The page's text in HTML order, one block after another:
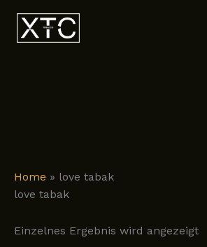
Inhalt
springen
Home » love tabak
love tabak
Einzelnes Ergebnis wird angezeigt